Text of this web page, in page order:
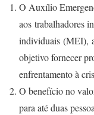
O Auxílio
aos trabalhadores
individuais (MEI),
objetivo fornecer
enfrentamento à
O benefício no
para até duas